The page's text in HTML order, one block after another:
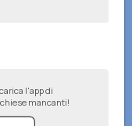
l'app di
mancanti!